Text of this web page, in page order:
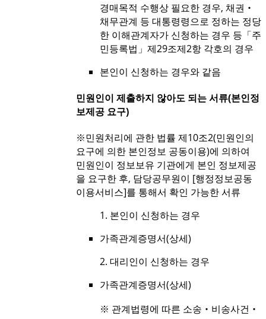
경매목적 수행상 필요한 경우, 채권‧
채무관계 등 대통령령으로 정하는 정당
한 이해관계자가 신청하는 경우 등「주
민등록법」제29조제2항 각호의 경우
본인이 신청하는 경우와 같음
민원인이 제출하지 않아도 되는 서류(본인정
보제공 요구)
※민원처리에 관한 법률 제10조2(민원인의
요구에 의한 본인정보 공동이용)에 의하여
민원인이 정보보유 기관에게 본인 정보제공
을 요구한 후, 담당공무원이 [행정정보공동
이용서비스]를 통해서 확인 가능한 서류
1. 본인이 신청하는 경우
가족관계증명서(상세)
2. 대리인이 신청하는 경우
가족관계증명서(상세)
※ 관계법령에 따른 소송‧비송사건‧